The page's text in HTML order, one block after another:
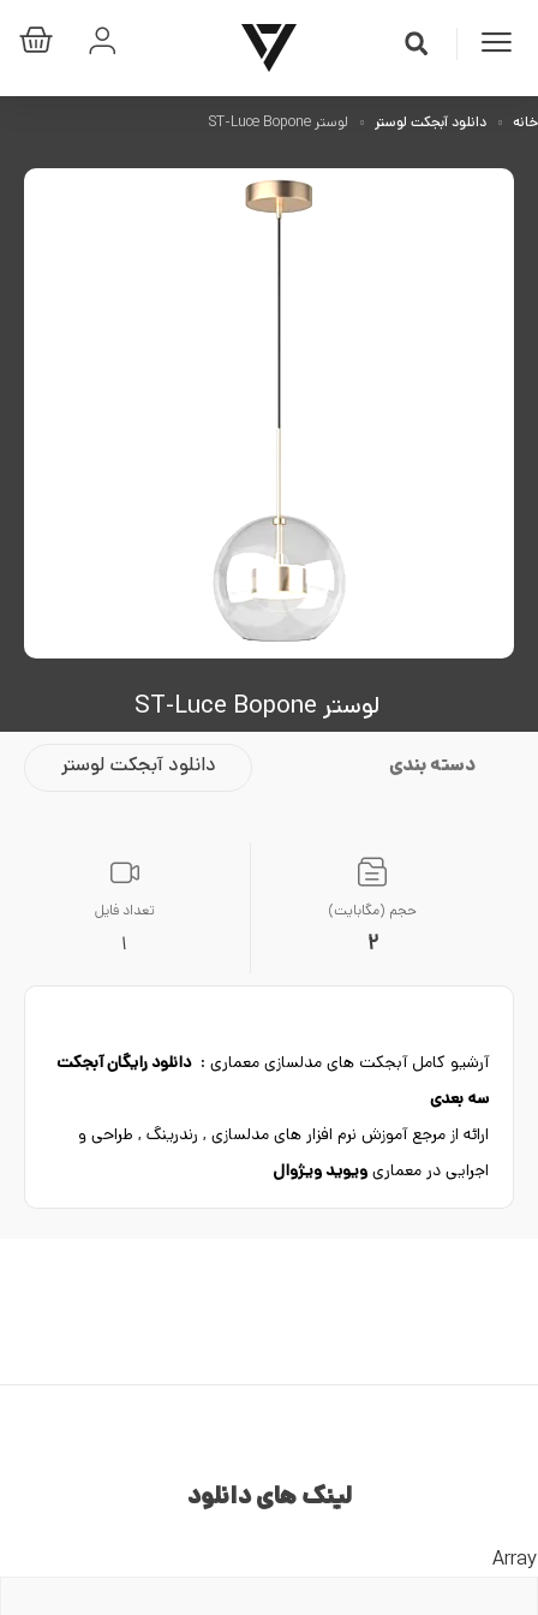
خانه دانلود آبجکت لوستر لوستر ST-Luce Bopone
لوستر ST-Luce Bopone
دسته بندی دانلود آبجکت لوستر
حجم (مگابایت)
2
تعداد فایل
1
آرشیو کامل آبجکت های مدلسازی معماری :دانلود رایگان آبجکت
سه بعدی
ارائه از مرجع آموزش نرم افزار های مدلسازی , رندرینگ , طراحی و
اجرایی در معماریویوید ویژوال
لینک های دانلود
Array